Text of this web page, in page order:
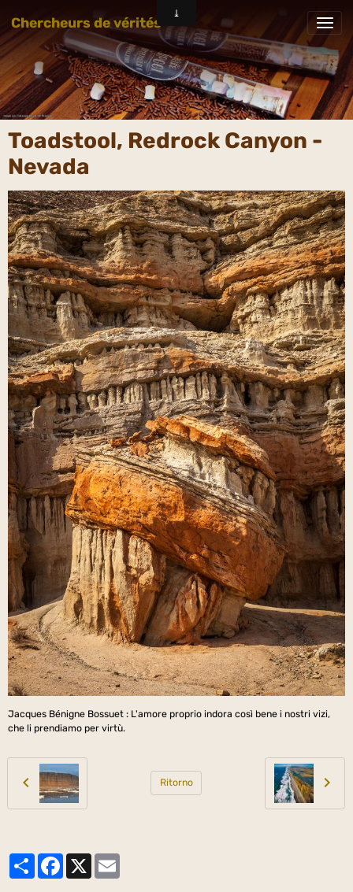
Chercheurs de vérités
Toadstool, Redrock Canyon -
Nevada
Jacques Bénigne Bossuet : L'amore proprio indora così bene i nostri vizi,
che li prendiamo per virtù.
Ritorno
PartagerFacebook
X